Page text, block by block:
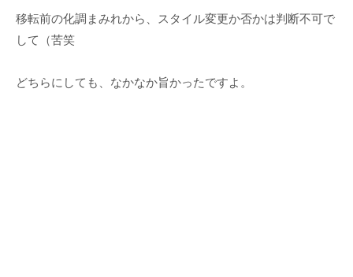
移転前の化調まみれから、スタイル変更か否かは判断不可で
して（苦笑
どちらにしても、なかなか旨かったですよ。